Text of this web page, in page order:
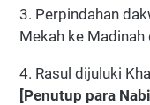
3. Perpindahan
Mekah ke
4. Rasul dijuluki
[Penutup para